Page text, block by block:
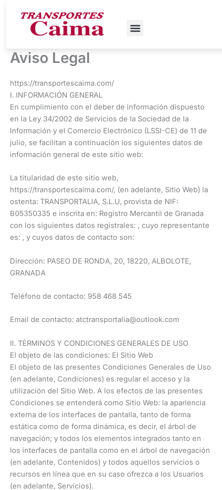
contenido
Aviso Legal
https://transportescaima.com/
I. INFORMACIÓN GENERAL
En cumplimiento con el deber de información dispuesto
en la Ley 34/2002 de Servicios de la Sociedad de la
Información y el Comercio Electrónico (LSSI-CE) de 11 de
julio, se facilitan a continuación los siguientes datos de
información general de este sitio web:
La titularidad de este sitio web,
https://transportescaima.com/, (en adelante, Sitio Web) la
ostenta: TRANSPORTALIA, S.L.U, provista de NIF:
B05350335 e inscrita en: Registro Mercantil de Granada
con los siguientes datos registrales: , cuyo representante
es: , y cuyos datos de contacto son:
Dirección: PASEO DE RONDA, 20, 18220, ALBOLOTE,
GRANADA
Teléfono de contacto: 958 468 545
Email de contacto: atctransportalia@outlook.com
II. TÉRMINOS Y CONDICIONES GENERALES DE USO
El objeto de las condiciones: El Sitio Web
El objeto de las presentes Condiciones Generales de Uso
(en adelante, Condiciones) es regular el acceso y la
utilización del Sitio Web. A los efectos de las presentes
Condiciones se entenderá como Sitio Web: la apariencia
externa de los interfaces de pantalla, tanto de forma
estática como de forma dinámica, es decir, el árbol de
navegación; y todos los elementos integrados tanto en
los interfaces de pantalla como en el árbol de navegación
(en adelante, Contenidos) y todos aquellos servicios o
recursos en línea que en su caso ofrezca a los Usuarios
(en adelante, Servicios).